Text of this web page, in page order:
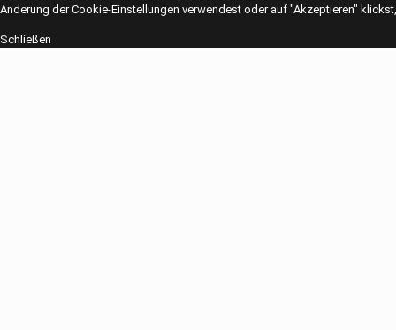
Änderung der Cookie-Einstellungen verwendest oder auf "Akzeptieren"
Schließen